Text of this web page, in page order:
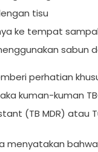
tisu
ke tempat
sabun
perhatian
kuman-kuman
(TB MDR) atau
menyatakan